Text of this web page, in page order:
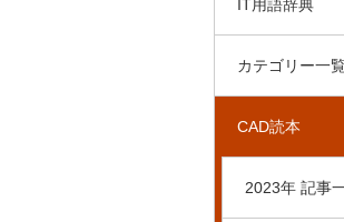
IT用語辞典
カテゴリー一
CAD読本
2023年 記事